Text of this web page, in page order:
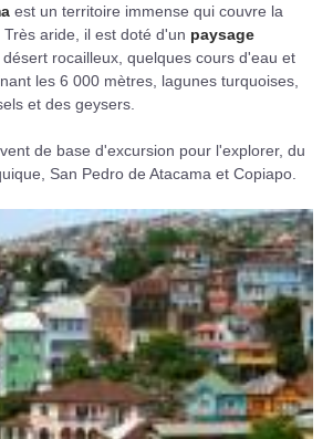
est un territoire immense qui couvre la
aride, il est doté d'un paysage
désert rocailleux, quelques cours d'eau et
les 6 000 mètres, lagunes turquoises,
et des geysers.
de base d'excursion pour l'explorer, du
San Pedro de Atacama et Copiapo.